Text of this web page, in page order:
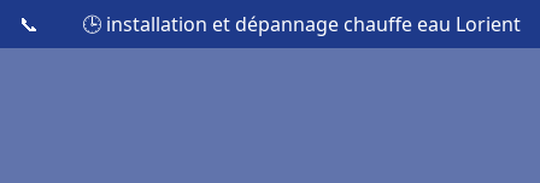
📞 🕒 installation et dépannage chauffe eau Lorient